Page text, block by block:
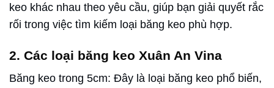
keo khác nhau theo yêu cầu, giúp bạn giải quyết rắc
rối trong việc tìm kiếm loại băng keo phù hợp.
2. Các loại băng keo Xuân An Vina
Băng keo trong 5cm: Đây là loại băng keo phổ biến,